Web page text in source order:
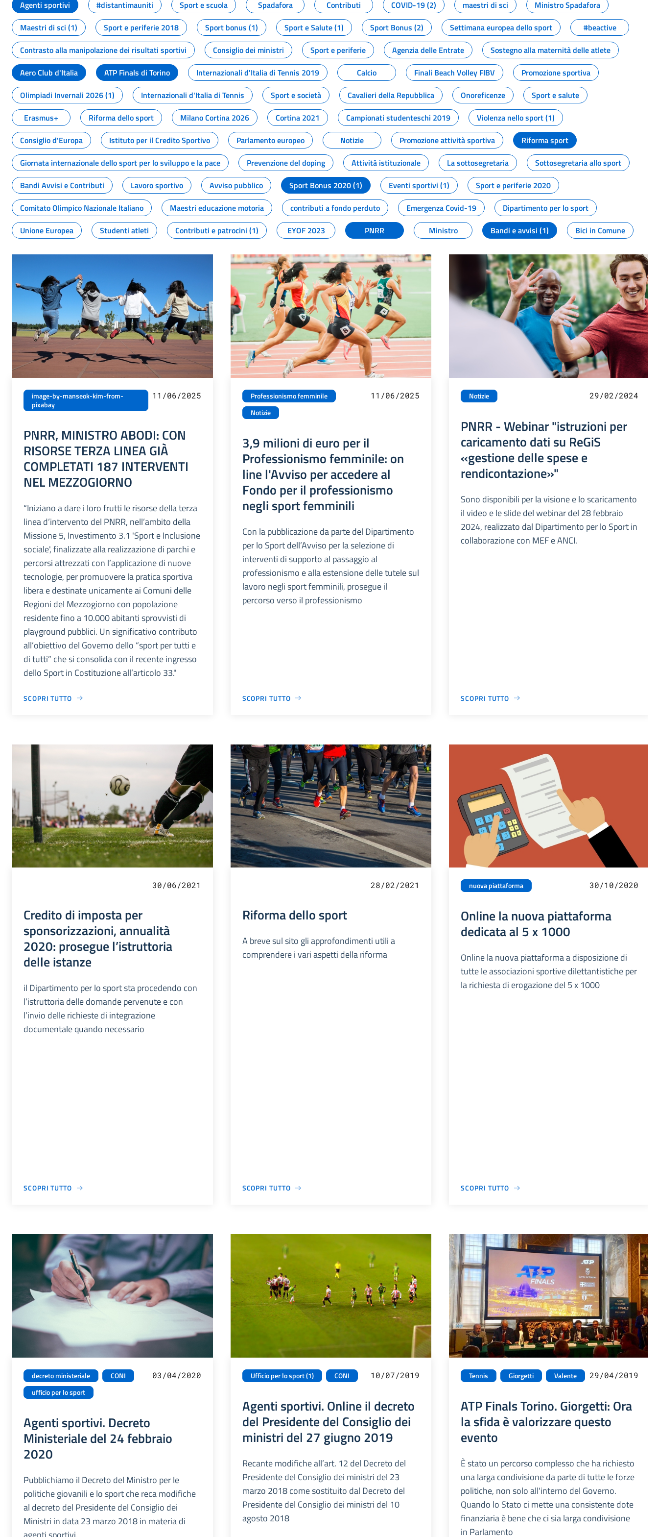
Agenti sportivi
#distantimauniti Sport e scuola Spadafora Contributi COVID-19 (2) maestri di sci
Ministro Spadafora
Maestri di sci (1)
Sport e periferie 2018 Sport bonus (1) Sport e Salute (1) Sport Bonus (2) Settimana europea dello sport
#beactive
Contrasto alla manipolazione dei risultati sportivi
Consiglio dei ministri Sport e periferie Agenzia delle Entrate
Sostegno alla maternità delle atlete
Aero Club d'Italia
ATP Finals di Torino Internazionali d'Italia di Tennis 2019 Calcio Finali Beach Volley FIBV
Promozione sportiva
Olimpiadi Invernali 2026 (1)
Internazionali d'Italia di Tennis Sport e società Cavalieri della Repubblica Onoreficenze
Sport e salute
Erasmus+
Riforma dello sport Milano Cortina 2026 Cortina 2021 Campionati studenteschi 2019
Violenza nello sport (1)
Consiglio d'Europa
Istituto per il Credito Sportivo Parlamento europeo Notizie Promozione attività sportiva
Riforma sport
Giornata internazionale dello sport per lo sviluppo e la pace
Prevenzione del doping Attività istituzionale La sottosegretaria
Sottosegretaria allo sport
Bandi Avvisi e Contributi
Lavoro sportivo Avviso pubblico Sport Bonus 2020 (1) Eventi sportivi (1)
Sport e periferie 2020
Comitato Olimpico Nazionale Italiano
Maestri educazione motoria contributi a fondo perduto Emergenza Covid-19
Dipartimento per lo sport
Unione Europea
Studenti atleti Contributi e patrocini (1) EYOF 2023 PNRR Ministro Bandi e avvisi (1) Bici in Comune
image-by-manseok-kim-from-
pixabay
11/06/2025
PNRR, MINISTRO ABODI: CON
RISORSE TERZA LINEA GIÀ
COMPLETATI 187 INTERVENTI
NEL MEZZOGIORNO
“Iniziano a dare i loro frutti le risorse della terza
linea d’intervento del PNRR, nell’ambito della
Missione 5, Investimento 3.1 'Sport e Inclusione
sociale', finalizzate alla realizzazione di parchi e
percorsi attrezzati con l’applicazione di nuove
tecnologie, per promuovere la pratica sportiva
libera e destinate unicamente ai Comuni delle
Regioni del Mezzogiorno con popolazione
residente fino a 10.000 abitanti sprovvisti di
playground pubblici. Un significativo contributo
all’obiettivo del Governo dello “sport per tutti e
di tutti” che si consolida con il recente ingresso
dello Sport in Costituzione all’articolo 33."
SCOPRI TUTTO
Professionismo femminile
Notizie
11/06/2025
3,9 milioni di euro per il
Professionismo femminile: on
line l'Avviso per accedere al
Fondo per il professionismo
negli sport femminili
Con la pubblicazione da parte del Dipartimento
per lo Sport dell’Avviso per la selezione di
interventi di supporto al passaggio al
professionismo e alla estensione delle tutele sul
lavoro negli sport femminili, prosegue il
percorso verso il professionismo
SCOPRI TUTTO
Notizie 29/02/2024
PNRR - Webinar "istruzioni per
caricamento dati su ReGiS
«gestione delle spese e
rendicontazione»"
Sono disponibili per la visione e lo scaricamento
il video e le slide del webinar del 28 febbraio
2024, realizzato dal Dipartimento per lo Sport in
collaborazione con MEF e ANCI.
SCOPRI TUTTO
30/06/2021
Credito di imposta per
sponsorizzazioni, annualità
2020: prosegue l’istruttoria
delle istanze
il Dipartimento per lo sport sta procedendo con
l’istruttoria delle domande pervenute e con
l’invio delle richieste di integrazione
documentale quando necessario
SCOPRI TUTTO
28/02/2021
Riforma dello sport
A breve sul sito gli approfondimenti utili a
comprendere i vari aspetti della riforma
SCOPRI TUTTO
nuova piattaforma 30/10/2020
Online la nuova piattaforma
dedicata al 5 x 1000
Online la nuova piattaforma a disposizione di
tutte le associazioni sportive dilettantistiche per
la richiesta di erogazione del 5 x 1000
SCOPRI TUTTO
decreto ministeriale
CONI
ufficio per lo sport
03/04/2020
Agenti sportivi. Decreto
Ministeriale del 24 febbraio
2020
Pubblichiamo il Decreto del Ministro per le
politiche giovanili e lo sport che reca modifiche
al decreto del Presidente del Consiglio dei
Ministri in data 23 marzo 2018 in materia di
Ufficio per lo sport (1) CONI 10/07/2019
Agenti sportivi. Online il decreto
del Presidente del Consiglio dei
ministri del 27 giugno 2019
Recante modifiche all’art. 12 del Decreto del
Presidente del Consiglio dei ministri del 23
marzo 2018 come sostituito dal Decreto del
Presidente del Consiglio dei ministri del 10
agosto 2018
Tennis Giorgetti Valente 29/04/2019
ATP Finals Torino. Giorgetti: Ora
la sfida è valorizzare questo
evento
È stato un percorso complesso che ha richiesto
una larga condivisione da parte di tutte le forze
politiche, non solo all'interno del Governo.
Quando lo Stato ci mette una consistente dote
finanziaria è bene che ci sia larga condivisione
in Parlamento